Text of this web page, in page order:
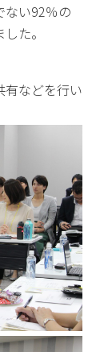
ない92％の
た。
有などを行い